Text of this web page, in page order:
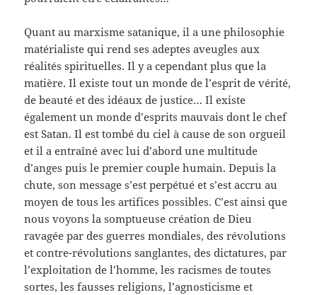
Quant au marxisme satanique, il a une philosophie
matérialiste qui rend ses adeptes aveugles aux
réalités spirituelles. Il y a cependant plus que la
matière. Il existe tout un monde de l’esprit de vérité,
de beauté et des idéaux de justice… Il existe
également un monde d’esprits mauvais dont le chef
est Satan. Il est tombé du ciel à cause de son orgueil
et il a entraîné avec lui d’abord une multitude
d’anges puis le premier couple humain. Depuis la
chute, son message s’est perpétué et s’est accru au
moyen de tous les artifices possibles. C’est ainsi que
nous voyons la somptueuse création de Dieu
ravagée par des guerres mondiales, des révolutions
et contre-révolutions sanglantes, des dictatures, par
l’exploitation de l’homme, les racismes de toutes
sortes, les fausses religions, l’agnosticisme et